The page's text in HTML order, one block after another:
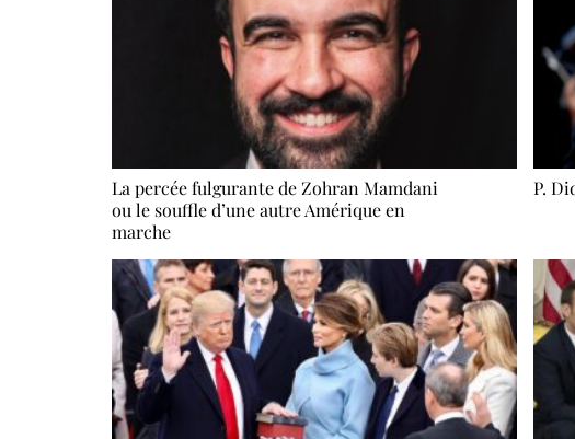
La percée fulgurante de Zohran Mamdani
ou le souffle d’une autre Amérique en
marche
P.